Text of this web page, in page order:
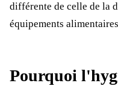
différente de celle de la
équipements
Pourquoi